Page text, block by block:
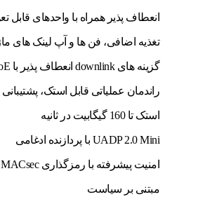
انعطاف پذیر همراه با واحدهای قابل
تغذیه اضافی، فن ها و آپ لینک های
گزینه های downlink انعطاف پذیر با PoE+
راندمان عملیاتی قابل استک، پشتیبانی
استک تا 160 گیگابیت در ثانیه
UADP 2.0 Mini با پردازنده ادغامی
مبتنی بر سیاست